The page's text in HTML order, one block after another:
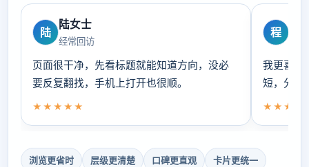
陆
陆女士
经常回访
页面很干净，先看标题就能知道方向，没必
要反复翻找，手机上打开也很顺。
★★★★★
程
我更喜欢
短，分类
浏览更省时 层级更清楚 口碑更直观 卡片更统一